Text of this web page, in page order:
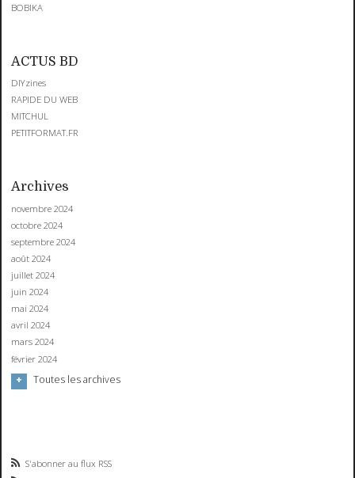
BOBIKA
ACTUS BD
DIYzines
RAPIDE DU WEB
MITCHUL
PETITFORMAT.FR
Archives
novembre 2024
octobre 2024
septembre 2024
août 2024
juillet 2024
juin 2024
mai 2024
avril 2024
mars 2024
février 2024
Toutes les archives
S'abonner au flux RSS